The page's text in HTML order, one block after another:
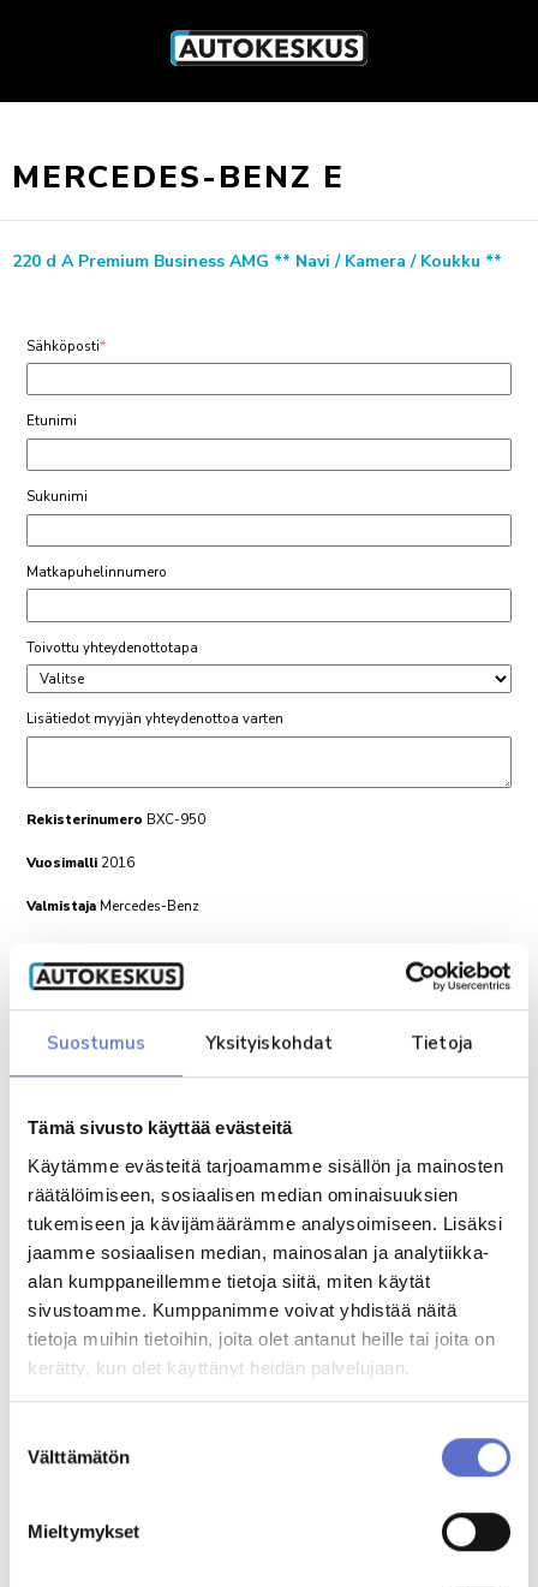
Suostumus Yksityiskohdat Tietoja
Tämä sivusto käyttää evästeitä
Käytämme evästeitä tarjoamamme sisällön ja mainosten
räätälöimiseen, sosiaalisen median ominaisuuksien
tukemiseen ja kävijämäärämme analysoimiseen. Lisäksi
jaamme sosiaalisen median, mainosalan ja analytiikka-
alan kumppaneillemme tietoja siitä, miten käytät
sivustoamme. Kumppanimme voivat yhdistää näitä
tietoja muihin tietoihin, joita olet antanut heille tai joita on
kerätty, kun olet käyttänyt heidän palvelujaan.
valinta
Välttämätön
Mieltymykset
MERCEDES-BENZ E
220 d A Premium Business AMG ** Navi / Kamera / Koukku **
Sähköposti*
Etunimi
Sukunimi
Matkapuhelinnumero
Toivottu yhteydenottotapa
Lisätiedot myyjän yhteydenottoa varten
Rekisterinumero BXC-950
Vuosimalli 2016
Valmistaja Mercedes-Benz
Maksamalla 200 € varausmaksun auto poistetaan myynnistä
kolmen päivän ajaksi
Varausmaksun suoritettuasi saat siitä vielä erillisen vahvistuksen
Myyjämme on mahdollisimman pian sinuun yhteydessä
Varausmaksu vähennetään lopullisesta kauppasummasta
yhdessä myyjän kanssa
Jos päätätkin olla ostamatta autoa, varausmaksu palautetaan
Minulle saa lähettää markkinointiviestejä.Lisätietoa
Olen tutustunutrekisteriselosteeseen*
Varausmaksu suoritetaan Paytrail-palvelulla
Maksunvälityspalvelun toteuttajana ja maksupalveluntarjoajana toimii
Paytrail Oyj (2122839-7) yhteistyössä suomalaisten pankkien ja
korttilaskulla ja välittää maksun kauppiaalle. Paytrail Oyj:llä on
maksulaitoksen toimilupa. Reklamaatiotapauksissa pyydämme
Innova 2